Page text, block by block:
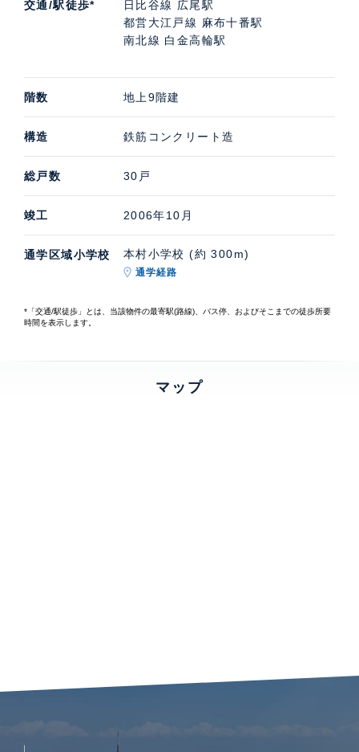
交通/駅徒歩*
日比谷線 広尾駅
都営大江戸線 麻布十番駅
南北線 白金高輪駅
階数 地上9階建
構造 鉄筋コンクリート造
総戸数 30戸
竣工 2006年10月
通学区域小学校 本村小学校 (約 300m)
通学経路
*「交通/駅徒歩」とは、当該物件の最寄駅(路線)、バス停、およびそこまでの徒歩所要
時間を表示します。
マップ